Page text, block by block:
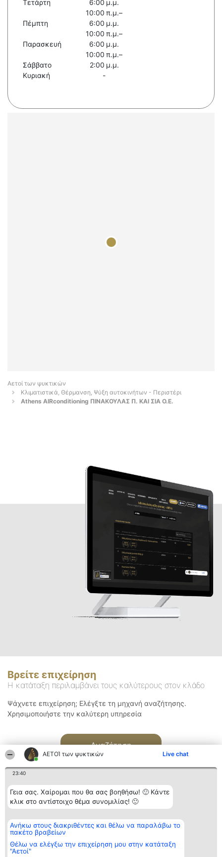
ΑΕΤΟΊ των ψυκτικών Live chat
23:40
Γεια σας. Χαίρομαι που θα σας βοηθήσω! 🙂 Κάντε
κλικ στο αντίστοιχο θέμα συνομιλίας! 🙂
Ανήκω στους διακριθέντες και θέλω να παραλάβω το
πακέτο βραβείων
Θέλω να ελέγξω την επιχείρηση μου στην κατάταξη
"Αετοί"
Τετάρτη
6:00 μ.μ.
Πέμπτη
10:00 π.μ.–
6:00 μ.μ.
Παρασκευή
10:00 π.μ.–
6:00 μ.μ.
Σάββατο
10:00 π.μ.–
2:00 μ.μ.
Κυριακή
-
Αετοί των ψυκτικών
Κλιματιστικά, Θέρμανση, Ψύξη αυτοκινήτων - Περιστέρι
Athens AIRconditioning ΠΙΝΑΚΟΥΛΑΣ Π. ΚΑΙ ΣΙΑ Ο.Ε.
Βρείτε επιχείρηση
Η κατάταξη περιλαμβάνει τους καλύτερους στον κλάδο
Ψάχνετε επιχείρηση; Ελέγξτε τη μηχανή αναζήτησης.
Χρησιμοποιήστε την καλύτερη υπηρεσία
Αναζήτηση
Διοργανωτής της
κατάταξης
BEAUTIFUL COMPANY
ΤΗΛ. ΕΠΙΚΟΙΝΩΝΙΑΣ:
2104128019
Κατάταξη
Διακριθέντες
των
διακριθέντων
Επικοινωνία
Επικοινωνία